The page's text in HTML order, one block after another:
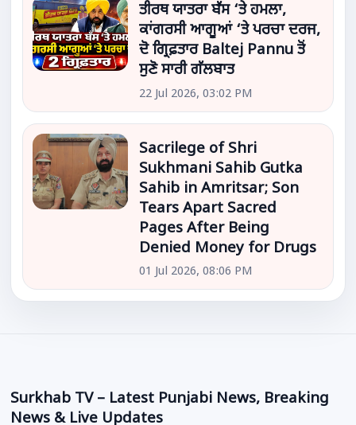
ਤੀਰਥ ਯਾਤਰਾ ਬੱਸ ‘ਤੇ ਹਮਲਾ,
ਕਾਂਗਰਸੀ ਆਗੂਆਂ ‘ਤੇ ਪਰਚਾ ਦਰਜ,
ਦੋ ਗ੍ਰਿਫ਼ਤਾਰ Baltej Pannu ਤੋਂ
ਸੁਣੋ ਸਾਰੀ ਗੱਲਬਾਤ
22 Jul 2026, 03:02 PM
Sacrilege of Shri
Sukhmani Sahib Gutka
Sahib in Amritsar; Son
Tears Apart Sacred
Pages After Being
Denied Money for Drugs
01 Jul 2026, 08:06 PM
Surkhab TV – Latest Punjabi News, Breaking
News & Live Updates